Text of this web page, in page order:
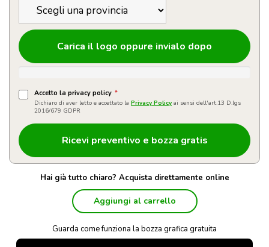
Carica il logo oppure invialo dopo
Accetto la privacy policy *
Dichiaro di aver letto e accettato la Privacy Policy ai sensi dell'art.13 D.lgs
2016/679 GDPR
Hai già tutto chiaro? Acquista direttamente online
Aggiungi al carrello
Guarda come funziona la bozza grafica gratuita